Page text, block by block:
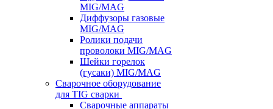
MIG/MAG
Диффузоры газовые
MIG/MAG
Ролики подачи
проволоки MIG/MAG
Шейки горелок
(гусаки) MIG/MAG
Сварочное оборудование
для TIG сварки
Сварочные аппараты